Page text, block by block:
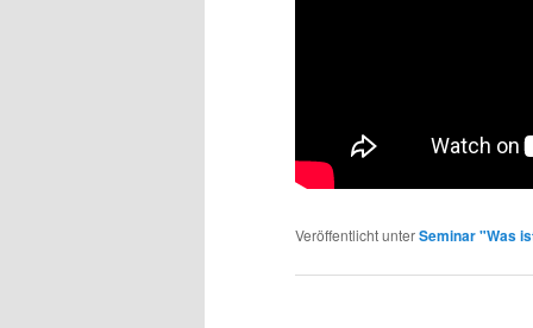
Veröffentlicht unterSeminar "Was